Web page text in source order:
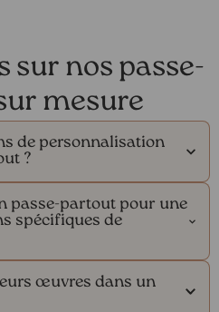
sur nos passe-
mesure
de personnalisation
?
passe-partout pour une
spécifiques de
œuvres dans un